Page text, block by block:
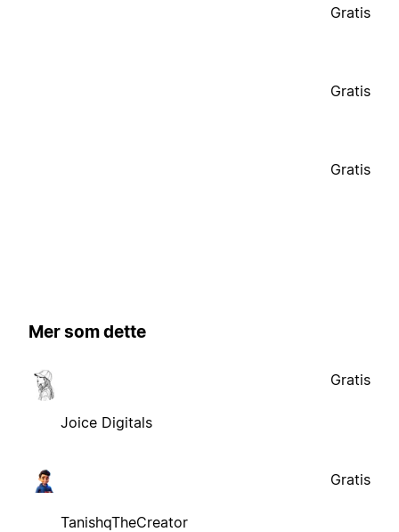
Gratis
Gratis
Gratis
Mer som dette
Joice Digitals
Gratis
TanishqTheCreator
Gratis